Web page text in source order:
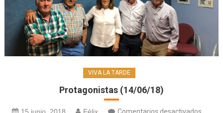
VIVA LA TARDE
Protagonistas (14/06/18)
15 junio, 2018 Félix Comentarios desactivadosen